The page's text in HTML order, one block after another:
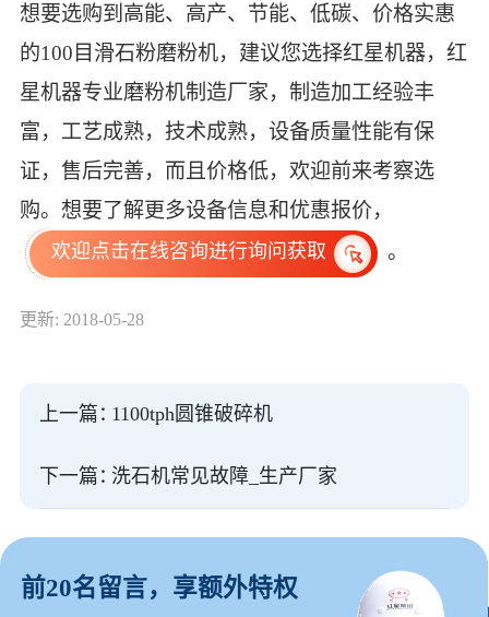
想要选购到高能、高产、节能、低碳、价格实惠
的100目滑石粉磨粉机，建议您选择红星机器，红
星机器专业磨粉机制造厂家，制造加工经验丰
富，工艺成熟，技术成熟，设备质量性能有保
证，售后完善，而且价格低，欢迎前来考察选
购。想要了解更多设备信息和优惠报价，
欢迎点击在线咨询进行询问获取 。
更新: 2018-05-28
上一篇：1100tph圆锥破碎机
下一篇：洗石机常见故障_生产厂家
前20名留言，享额外特权